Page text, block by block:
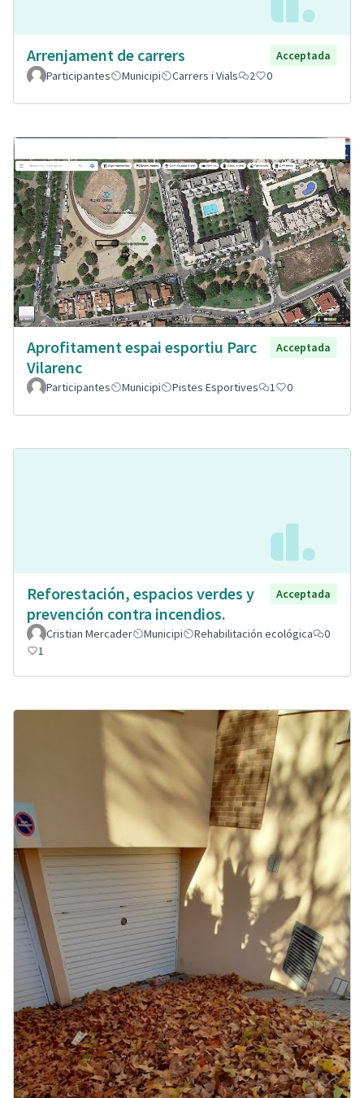
Arrenjament de carrers
Acceptada
Participantes
Municipi Carrers i Vials 2 0
Aprofitament espai esportiu Parc
Vilarenc
Acceptada
Participantes Municipi Pistes Esportives 1 0
Reforestación, espacios verdes y
prevención contra incendios.
Acceptada
Cristian Mercader Municipi Rehabilitación ecológica
0
1